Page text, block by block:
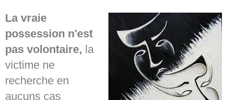
GUERISSEURS - MAGNETISME
VOYANCE - DIVINATION
MAGIE
La vraie
possession n'est
pas volontaire, la
victime ne
recherche en
aucuns cas